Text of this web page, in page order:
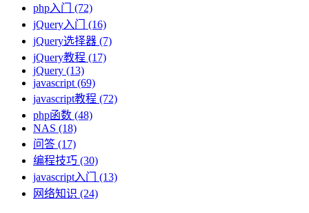
php入门
(72)
jQuery入门
(16)
jQuery选择器 (7)
jQuery教程 (17)
jQuery (13)
javascript (69)
javascript教程 (72)
php函数 (48)
NAS (18)
问答 (17)
编程技巧 (30)
javascript入门
(13)
网络知识 (24)